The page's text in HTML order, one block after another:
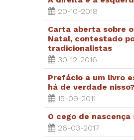
20-10-2018
Carta aberta sobre
Natal, contestado
tradicionalistas
30-12-2016
Prefácio a um livro
há de verdade nisso?
15-09-2011
O cego de nascença
26-03-2017